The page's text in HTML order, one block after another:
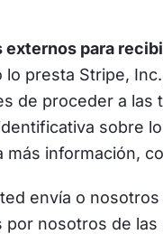
para
lo presta Stripe,
de proceder a
sobre
información,
envía o
nosotros de